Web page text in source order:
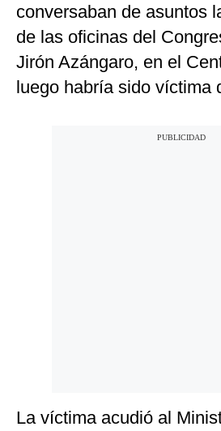
conversaban de asuntos
de las oficinas del
Jirón Azángaro, en el
luego habría sido víctima
La víctima acudió al